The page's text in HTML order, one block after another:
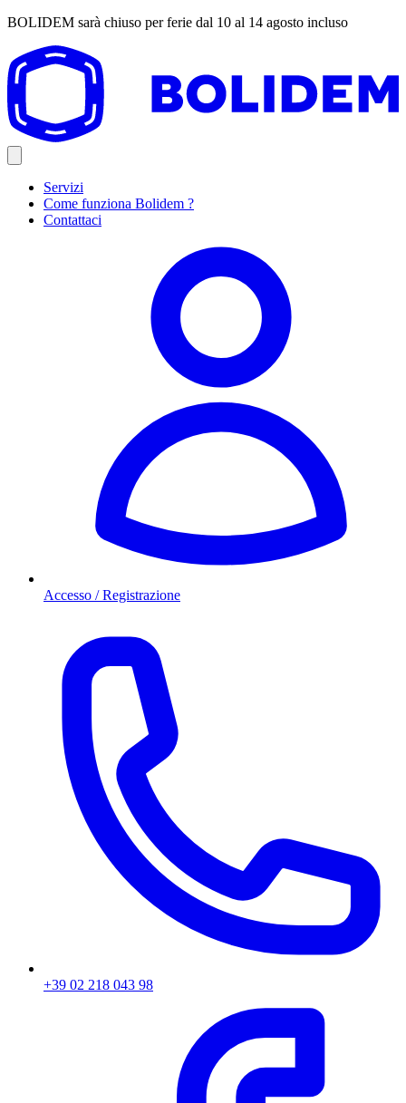
BOLIDEM sarà chiuso per ferie dal 10 al 14 agosto incluso
Servizi
Come funziona Bolidem ?
Contattaci
Accesso / Registrazione
+39 02 218 043 98